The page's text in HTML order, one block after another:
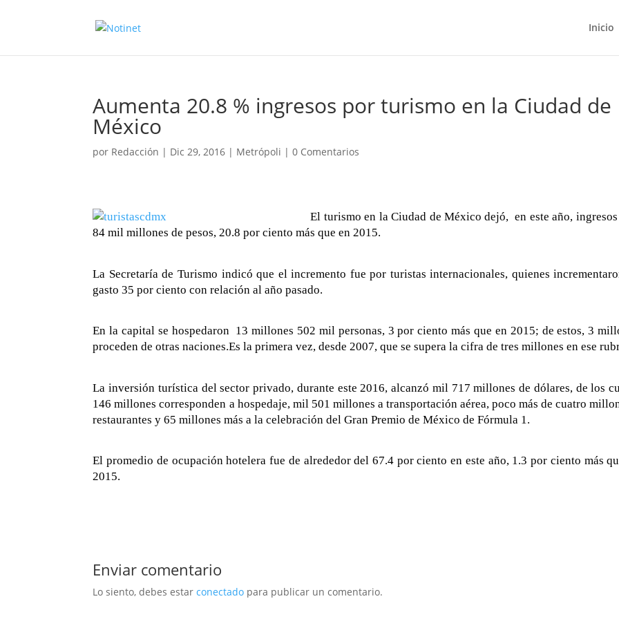
Inicio
Aumenta 20.8 % ingresos por turismo en la Ciudad de
México
por Redacción | Dic 29, 2016 | Metrópoli |0 Comentarios
El turismo en la Ciudad de México dejó, en este año,
84 mil millones de pesos, 20.8 por ciento más que en 2015.
La Secretaría de Turismo indicó que el incremento fue por turistas internacionales, quienes
gasto 35 por ciento con relación al año pasado.
En la capital se hospedaron 13 millones 502 mil personas, 3 por ciento más que en 2015; de estos, 3
proceden de otras naciones.Es la primera vez, desde 2007, que se supera la cifra de tres millones en ese
La inversión turística del sector privado, durante este 2016, alcanzó mil 717 millones de dólares, de los
146 millones corresponden a hospedaje, mil 501 millones a transportación aérea, poco más de cuatro
restaurantes y 65 millones más a la celebración del Gran Premio de México de Fórmula 1.
El promedio de ocupación hotelera fue de alrededor del 67.4 por ciento en este año, 1.3 por ciento más
2015.
Enviar comentario
Lo siento, debes estarconectado para publicar un comentario.